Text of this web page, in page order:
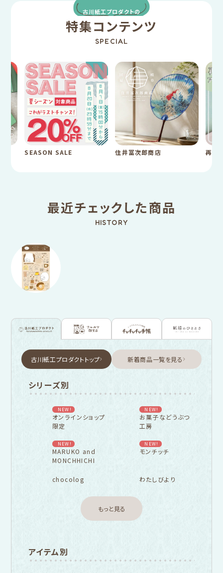
古川紙工プロダクトの
特集コンテンツ
SPECIAL
SEASON SALE 住井冨次郎商店 再入
最近チェックした商品
HISTORY
古川紙工プロダクトトップ 新着商品一覧を見る
シリーズ別
NEW!
オンラインショップ
限定
NEW!
お菓子などうぶつ
工房
NEW!
MARUKO and
MONCHHICHI
NEW!
モンチッチ
chocolog わたしびより
もっと見る
アイテム別